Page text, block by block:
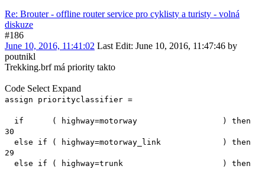
Re: Brouter - offline router service pro cyklisty a turisty - volná
diskuze
#186
June 10, 2016, 11:41:02 Last Edit: June 10, 2016, 11:47:46 by
poutnikl
Trekking.brf má priority takto
Code Select Expand
assign priorityclassifier =
if ( highway=motorway ) then
30
else if ( highway=motorway_link ) then
29
else if ( highway=trunk ) then